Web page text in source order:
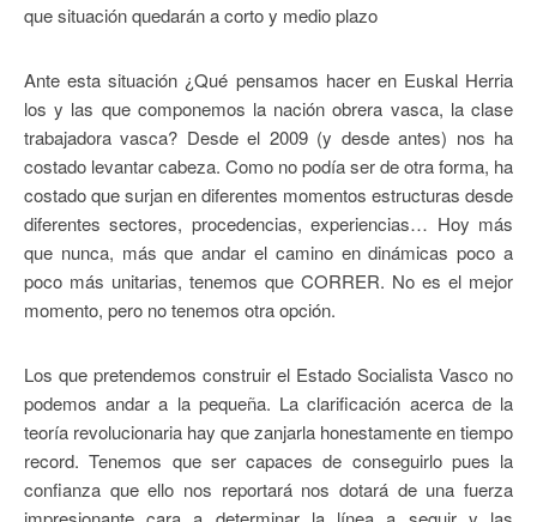
que situación quedarán a corto y medio plazo
Ante esta situación ¿Qué pensamos hacer en Euskal Herria
los y las que componemos la nación obrera vasca, la clase
trabajadora vasca? Desde el 2009 (y desde antes) nos ha
costado levantar cabeza. Como no podía ser de otra forma, ha
costado que surjan en diferentes momentos estructuras desde
diferentes sectores, procedencias, experiencias… Hoy más
que nunca, más que andar el camino en dinámicas poco a
poco más unitarias, tenemos que CORRER. No es el mejor
momento, pero no tenemos otra opción.
Los que pretendemos construir el Estado Socialista Vasco no
podemos andar a la pequeña. La clarificación acerca de la
teoría revolucionaria hay que zanjarla honestamente en tiempo
record. Tenemos que ser capaces de conseguirlo pues la
confianza que ello nos reportará nos dotará de una fuerza